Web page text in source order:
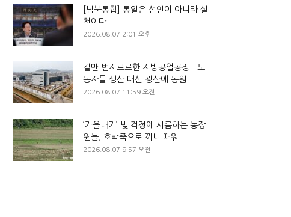
[남북통합] 통일은 선언이 아니라 실
천이다
2026.08.07 2:01 오후
겉만 번지르르한 지방공업공장…노
동자들 생산 대신 광산에 동원
2026.08.07 11:59 오전
‘가을내기’ 빚 걱정에 시름하는 농장
원들, 호박죽으로 끼니 때워
2026.08.07 9:57 오전